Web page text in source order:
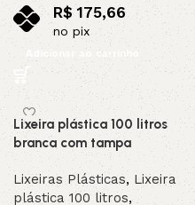
R$175,66
no pix
Adicionar ao carrinho
Lixeira plástica 100 litros
branca com tampa
Lixeiras Plásticas, Lixeira
plástica 100 litros,